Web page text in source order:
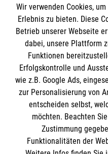
Empfänger: Malteser
IBAN: DE10 3706 0120
BIC: GENODED 1PA7
Wir verwenden Cookies,
Erlebnis zu bieten. Diese
Betrieb unserer Webseite
dabei, unsere Plattform
Funktionen
Erfolgskontrolle und
wie z.B. Google Ads,
zur Personalisierung von
entscheiden selbst,
möchten. Beachten
Zustimmung
Funktionalitäten der